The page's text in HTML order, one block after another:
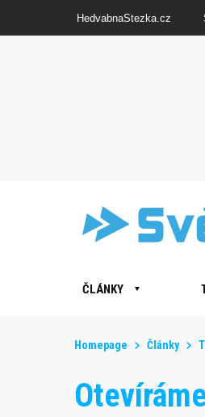
HedvabnaStezka.cz
ČLÁNKY
Homepage Články